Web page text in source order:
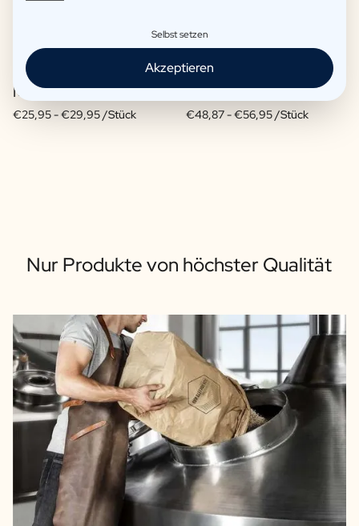
Moscow-Mule-Paket
€25,95 -€29,95 /Stück
Weinpaket 3 x Wein
€48,87 -€56,95 /Stück
Nur Produkte von höchster Qualität
Selbst setzen
Akzeptieren